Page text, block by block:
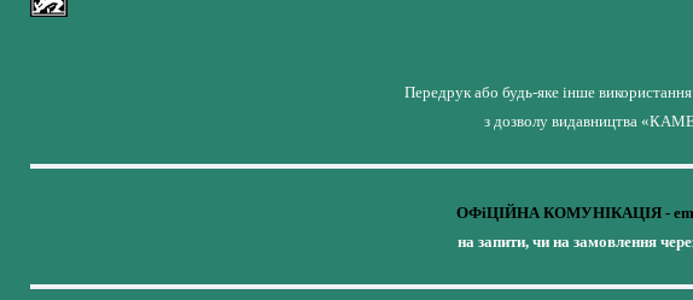
Передрук або будь-яке інше
з дозволу видавництва
ОФіЦІЙНА КОМУНІКАЦІЯ -
на запити, чи на замовлення